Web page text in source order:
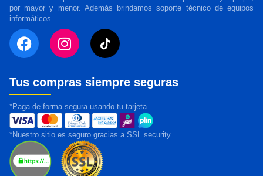
por mayor y menor. Además brindamos soporte técnico de equipos
informáticos.
Tus compras siempre seguras
*Paga de forma segura usando tu tarjeta.
*Nuestro sitio es seguro gracias a SSL security.